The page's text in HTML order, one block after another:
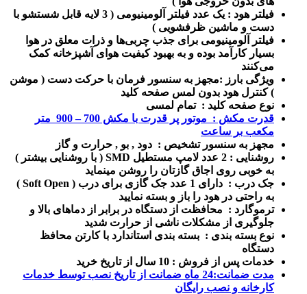
فیلتر هود : یک عدد فیلتر آلومینیومی ( 3 لایه قابل شستشو با
دست و ماشین ظرفشویی )
فیلتر آلومینیومی برای جذب چربی‌ها و ذرات معلق در هوا
بسیار کارآمد بوده و به بهبود کیفیت هوای آشپزخانه کمک
می‌کنند
ویژگی بارز :مجهز به سنسور فرمان با حرکت دست ( موشن
) کنترل هود بدون لمس صفحه کلید
نوع صفحه کلید : تمام لمسی
قدرت مکش : موتور پر قدرت با مکش 700 – 900 متر
مکعب بر ساعت
مجهز به سنسور تشخیص : دود , بو , حرارت و گاز
روشنایی : 2 عدد لامپ مستطیل SMD ( با روشنایی بیشتر )
به خوبی روی اجاق گازتان را روشن مینماید
جک درب : دارای 1 عدد جک گازی برای درب ( Soft Open )
به راحتی در هود را باز و بسته نمایید
ترموگارد : محافظت از دستگاه در برابر از دماهای بالا و
جلوگیری از مشکلات ناشی از حرارت شدید
نوع بسته بندی : بسته بندی استاندارد با کارتن محافظ
دستگاه
خدمات پس از فروش : 10 سال از تاریخ خرید
مدت ضمانت
:24 ماه ضمانت از تاریخ نصب توسط خدمات
کارخانه و نصب رایگان